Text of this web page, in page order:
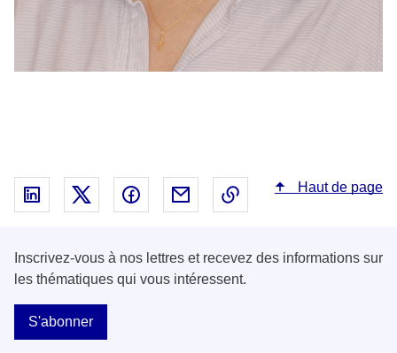
Partager sur Linked In - nouvelle fenêtre
Partager sur X - nouvelle fenêtre
Partager sur Facebook - nouvelle
Partager par email - nouvelle
Copier le lien dans le
Haut de page
Inscrivez-vous à nos lettres et recevez des informations sur
les thématiques qui vous intéressent.
S'abonner